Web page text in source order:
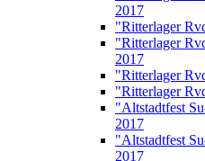
2017
"Ritterlager
"Ritterlager
2017
"Ritterlager
"Ritterlager
"Altstadtfest
2017
"Altstadtfest
2017